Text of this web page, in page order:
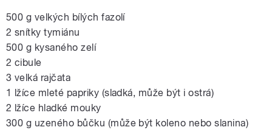
500 g velkých bílých fazolí
2 snítky tymiánu
500 g kysaného zelí
2 cibule
3 velká rajčata
1 lžíce mleté papriky (sladká, může být i ostrá)
2 lžíce hladké mouky
300 g uzeného bůčku (může být koleno nebo slanina)